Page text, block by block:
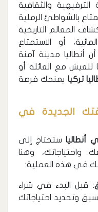
والثقافية
بالشواطئ الرملية
المعالم التاريخية
أو الاستمتاع
أن أنطاليا مدينة آمنة
للعيش مع العائلة أو
تركيا يمنحك فرصة
الجديدة في
ستحتاج إلى
واحتياجاتك، وهنا
في هذه العملية:
: قبل البدء في شراء
وتحديد احتياجاتك